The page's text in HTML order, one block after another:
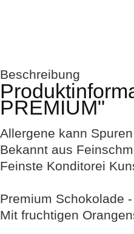
Beschreibung
PREMIUM"
Allergene kann
Bekannt aus
Feinste Konditorei
Premium Schokolade
Mit fruchtigen